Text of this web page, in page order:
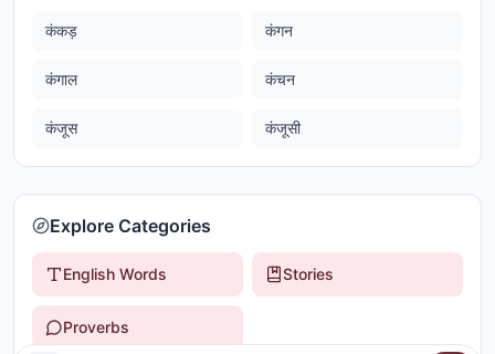
कंकड़ कंगन
कंगाल कंचन
कंजूस कंजूसी
Explore Categories
English Words Stories
Proverbs